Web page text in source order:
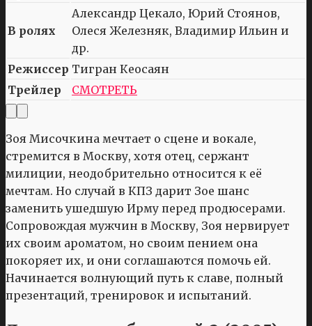
В ролях
Александр Цекало, Юрий Стоянов,
Олеся Железняк, Владимир Ильин и
др.
Режиссер Тигран Кеосаян
Трейлер
СМОТРЕТЬ
Зоя Мисочкина мечтает о сцене и вокале,
стремится в Москву, хотя отец, сержант
милиции, неодобрительно относится к её
мечтам. Но случай в КПЗ дарит Зое шанс
заменить ушедшую Ирму перед продюсерами.
Сопровождая мужчин в Москву, Зоя нервирует
их своим ароматом, но своим пением она
покоряет их, и они соглашаются помочь ей.
Начинается волнующий путь к славе, полный
презентаций, тренировок и испытаний.